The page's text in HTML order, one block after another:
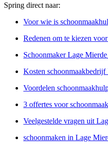
Spring direct naar:
Voor wie is
Redenen om te kiezen
Schoonmaker Lage
Kosten
Voordelen
3 offertes voor
Veelgestelde vragen uit
schoonmaken in Lage